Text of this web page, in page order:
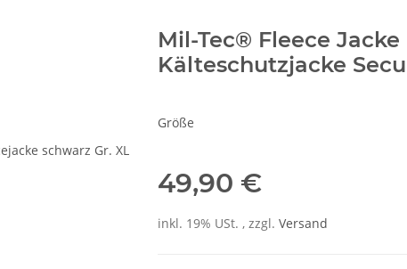
Mil-Tec® Fleece
Kälteschutzjacke
Größe
49,90 €
inkl. 19% USt. , zzgl. Versand